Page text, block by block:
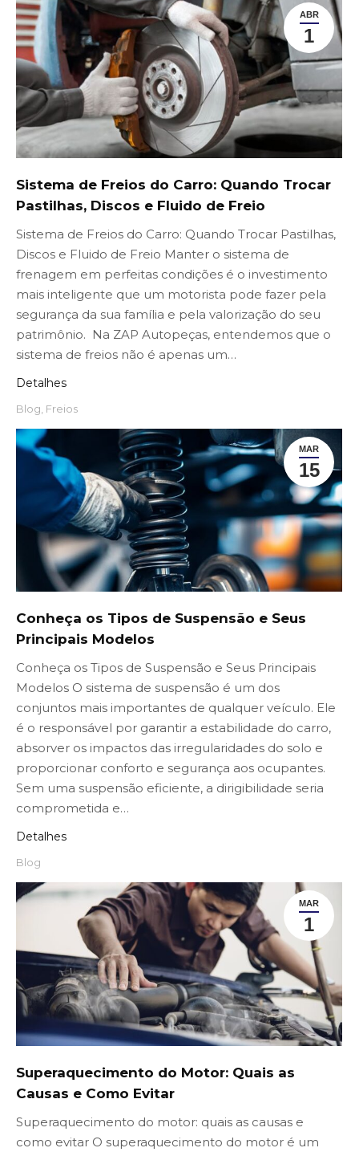
ABR
1
Sistema de Freios do Carro: Quando Trocar
Pastilhas, Discos e Fluido de Freio
Sistema de Freios do Carro: Quando Trocar Pastilhas,
Discos e Fluido de Freio Manter o sistema de
frenagem em perfeitas condições é o investimento
mais inteligente que um motorista pode fazer pela
segurança da sua família e pela valorização do seu
patrimônio. Na ZAP Autopeças, entendemos que o
sistema de freios não é apenas um…
Detalhes
Blog Freios
MAR
15
Conheça os Tipos de Suspensão e Seus
Principais Modelos
Conheça os Tipos de Suspensão e Seus Principais
Modelos O sistema de suspensão é um dos
conjuntos mais importantes de qualquer veículo. Ele
é o responsável por garantir a estabilidade do carro,
absorver os impactos das irregularidades do solo e
proporcionar conforto e segurança aos ocupantes.
Sem uma suspensão eficiente, a dirigibilidade seria
comprometida e…
Detalhes
Blog
MAR
1
Superaquecimento do Motor: Quais as
Causas e Como Evitar
Superaquecimento do motor: quais as causas e
como evitar O superaquecimento do motor é um